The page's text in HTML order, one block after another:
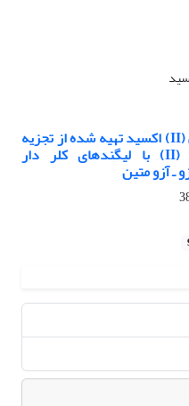
شناسایی و مطالعه نانو ذره‌های مس (II) اکسید تهیه شده از تجزیه
گرمایی کمپلکس‌های نوین مس (II) با لیگندهای کلر دار
ـ آزو متین